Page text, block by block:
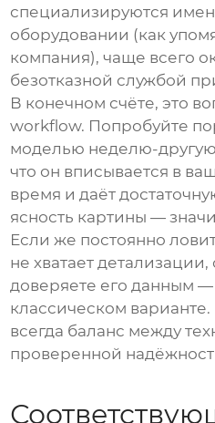
специализируются
оборудовании (как
компания), чаще всего
безотказной службой
В конечном счёте, это
workflow. Попробуйте
моделью неделю-
что он вписывается в
время и даёт
ясность картины —
Если же постоянно
не хватает
доверяете его данным —
классическом
всегда баланс между
проверенной